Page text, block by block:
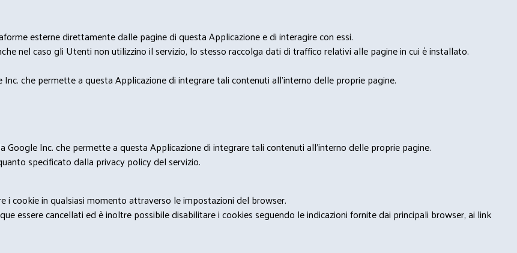
esterne direttamente dalle pagine di questa Applicazione e di interagire con essi.
nel caso gli Utenti non utilizzino il servizio, lo stesso raccolga dati di traffico relativi alle pagine in cui è installato.
che permette a questa Applicazione di integrare tali contenuti all'interno delle proprie pagine.
Inc. che permette a questa Applicazione di integrare tali contenuti all'interno delle proprie pagine.
specificato dalla privacy policy del servizio.
i cookie in qualsiasi momento attraverso le impostazioni del browser.
essere cancellati ed è inoltre possibile disabilitare i cookies seguendo le indicazioni fornite dai principali browser, ai link